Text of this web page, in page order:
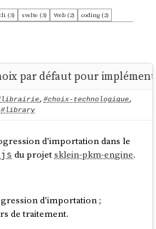
(3) svelte (3) Web (2)
coding (2)
(1)
par défaut pour
, #choix-technologique,
#library
d'importation dans le
du projetsklein-pkm-engine.
d'importation ;
de traitement.